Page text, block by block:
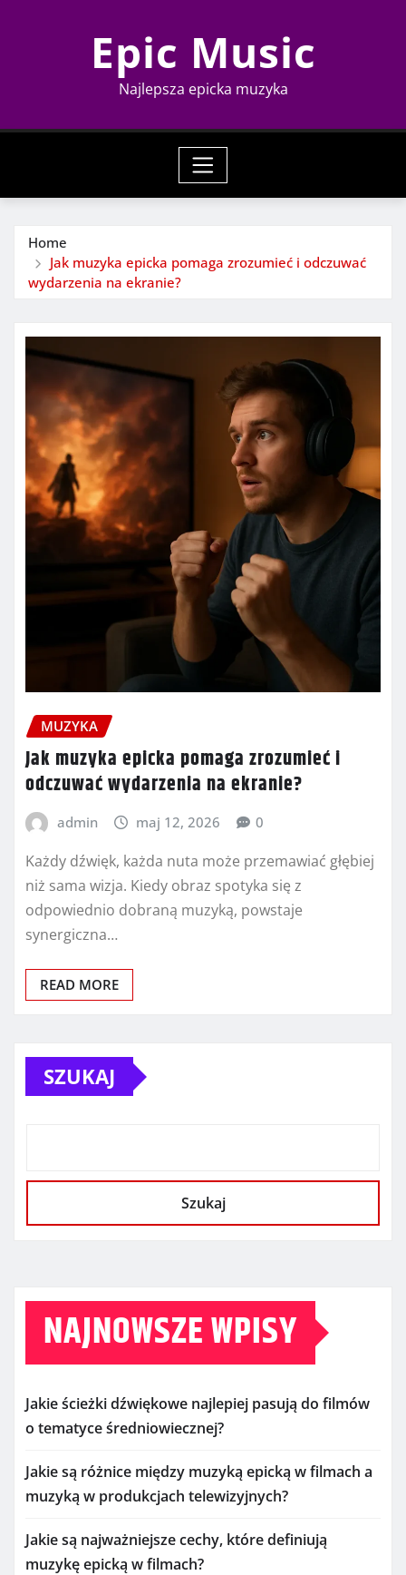
Epic Music
Najlepsza epicka muzyka
Home
Jak muzyka epicka pomaga zrozumieć i odczuwać
wydarzenia na ekranie?
MUZYKA
Jak muzyka epicka pomaga zrozumieć i
odczuwać wydarzenia na ekranie?
admin maj 12, 2026 0
Każdy dźwięk, każda nuta może przemawiać głębiej
niż sama wizja. Kiedy obraz spotyka się z
odpowiednio dobraną muzyką, powstaje
synergiczna…
READ MORE
SZUKAJ
Szukaj
NAJNOWSZE WPISY
Jakie ścieżki dźwiękowe najlepiej pasują do filmów
o tematyce średniowiecznej?
Jakie są różnice między muzyką epicką w filmach a
muzyką w produkcjach telewizyjnych?
Jakie są najważniejsze cechy, które definiują
muzykę epicką w filmach?